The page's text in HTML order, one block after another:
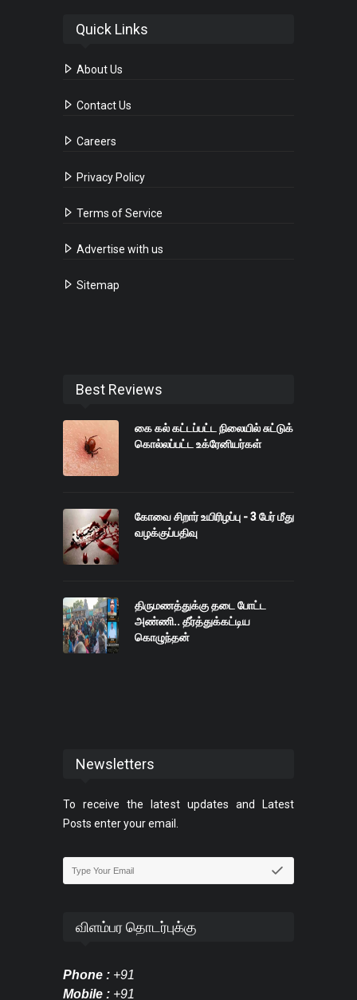
Quick Links
About Us
Contact Us
Careers
Privacy Policy
Terms of Service
Advertise with us
Sitemap
Best Reviews
கை கல் கட்டப்பட்ட நிலையில் சுட்டுக்
கொல்லப்பட்ட உக்ரேனியர்கள்
கோவை சிறார் உயிரிழப்பு - 3 பேர் மீது
வழக்குப்பதிவு
திருமணத்துக்கு தடை போட்ட
அண்ணி.. தீர்த்துக்கட்டிய
கொழுந்தன்
Newsletters
To receive the latest updates and Latest
Posts enter your email.
விளம்பர தொடர்புக்கு
Phone : +91
Mobile : +91